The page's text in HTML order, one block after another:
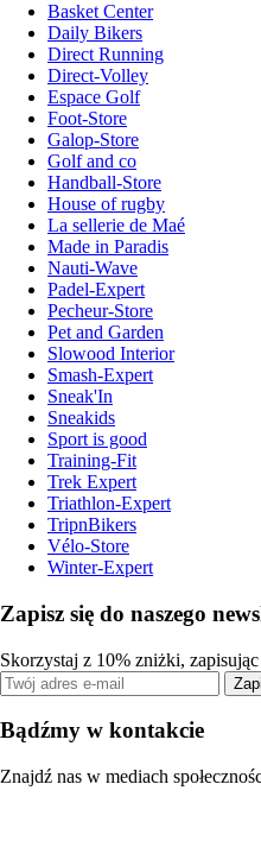
Basket Center
Daily Bikers
Direct Running
Direct-Volley
Espace Golf
Foot-Store
Galop-Store
Golf and co
Handball-Store
House of rugby
La sellerie de Maé
Made in Paradis
Nauti-Wave
Padel-Expert
Pecheur-Store
Pet and Garden
Slowood Interior
Smash-Expert
Sneak'In
Sneakids
Sport is good
Training-Fit
Trek Expert
Triathlon-Expert
TripnBikers
Vélo-Store
Winter-Expert
Zapisz się do naszego
Skorzystaj z 10% zniżki,
Bądźmy w kontakcie
Znajdź nas w mediach